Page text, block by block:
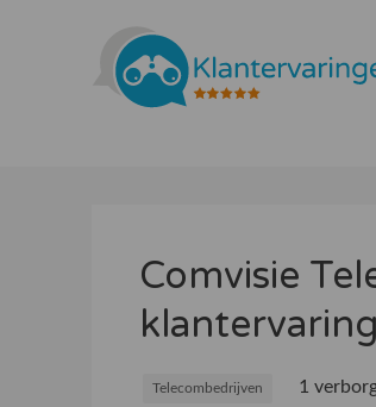
Comvisie
Telecombedrijven 1